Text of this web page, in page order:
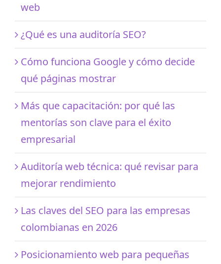
web
¿Qué es una auditoría SEO?
Cómo funciona Google y cómo decide
qué páginas mostrar
Más que capacitación: por qué las
mentorías son clave para el éxito
empresarial
Auditoría web técnica: qué revisar para
mejorar rendimiento
Las claves del SEO para las empresas
colombianas en 2026
Posicionamiento web para pequeñas